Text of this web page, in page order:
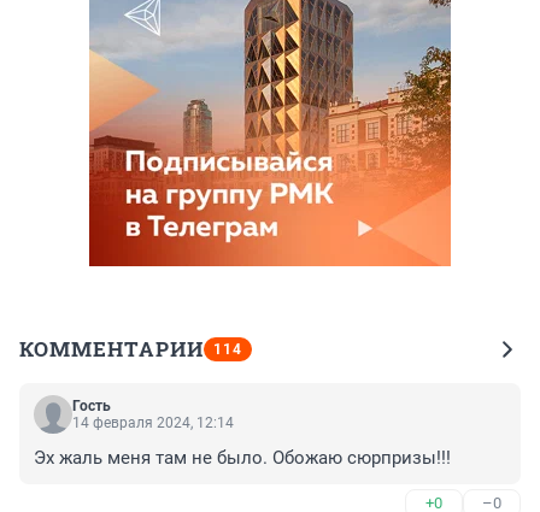
КОММЕНТАРИИ 114
Гость
14 февраля 2024, 12:14
Эх жаль меня там не было. Обожаю сюрпризы!!!
+0 –0